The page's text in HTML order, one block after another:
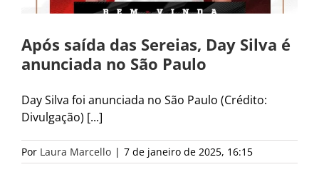
Após saída das Sereias, Day Silva é
anunciada no São Paulo
Day Silva foi anunciada no São Paulo (Crédito:
Divulgação) [...]
Por Laura Marcello | 7 de janeiro de 2025, 16:15